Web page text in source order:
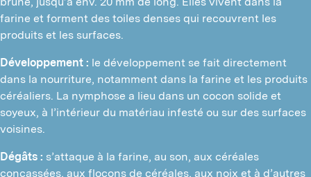
farine et forment des toiles denses qui recouvrent les
produits et les surfaces.
Développement : le développement se fait directement
dans la nourriture, notamment dans la farine et les produits
céréaliers. La nymphose a lieu dans un cocon solide et
soyeux, à l’intérieur du matériau infesté ou sur des surfaces
voisines.
Dégâts : s’attaque à la farine, au son, aux céréales
concassées, aux flocons de céréales, aux noix et à d’autres